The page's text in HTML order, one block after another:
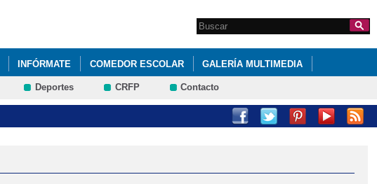
Formulario de
búsqueda
Search this site
INFÓRMATE COMEDOR ESCOLAR GALERÍA MULTIMEDIA
Deportes CRFP Contacto